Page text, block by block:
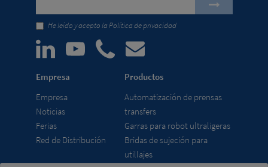
He leído y acepto laPolítica de privacidad
Empresa
Empresa
Noticias
Ferias
Red de Distribución
Productos
Automatización de prensas
transfers
Garras para robot ultraligeras
Bridas de sujeción para
utillajes